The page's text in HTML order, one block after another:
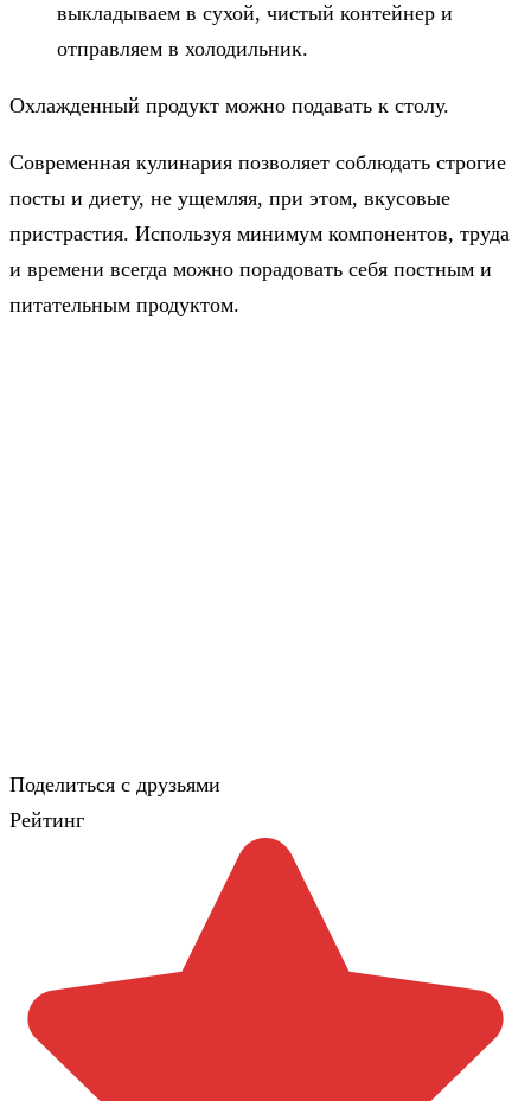
выкладываем в сухой, чистый контейнер и
отправляем в холодильник.
Охлажденный продукт можно подавать к столу.
Современная кулинария позволяет соблюдать строгие
посты и диету, не ущемляя, при этом, вкусовые
пристрастия. Используя минимум компонентов, труда
и времени всегда можно порадовать себя постным и
питательным продуктом.
Поделиться с друзьями
Рейтинг